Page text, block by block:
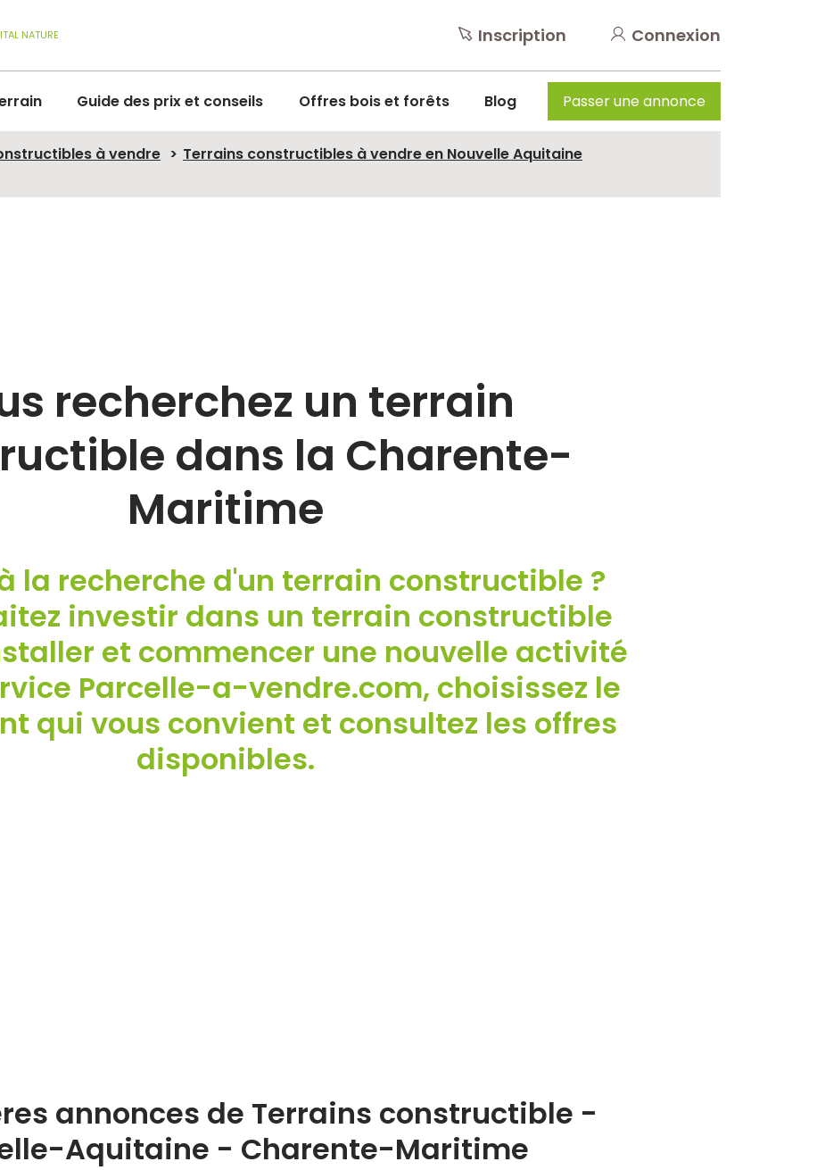
NATURE Inscription Connexion
Guide des prix et conseils Offres bois et forêts Blog Passer une annonce
à vendre
Terrains constructibles à vendre en Nouvelle Aquitaine
recherchez un terrain
dans la Charente-
Maritime
la recherche d'un terrain constructible ?
investir dans un terrain constructible
et commencer une nouvelle activité
Parcelle-a-vendre.com, choisissez le
qui vous convient et consultez les offres
disponibles.
annonces de Terrains constructible -
Aquitaine - Charente-Maritime